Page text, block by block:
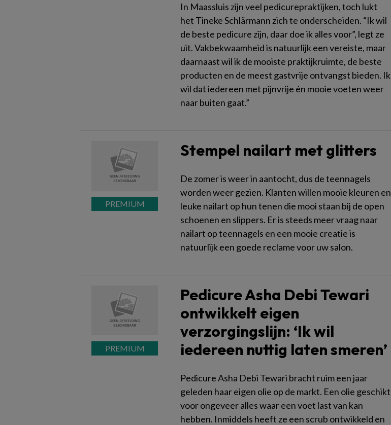
In Maassluis zijn veel pedicurepraktijken, toch lukt
het Tineke Schlärmann zich te onderscheiden. “Ik wil
de beste pedicure zijn, daar doe ik alles voor”, legt ze
uit. Vakbekwaamheid is natuurlijk een vereiste, maar
daarnaast wil ik de mooiste praktijkruimte, de beste
producten en de meest gastvrije ontvangst bieden. Ik
wil dat iedereen met pijnvrije én mooie voeten weer
naar buiten gaat.”
Stempel nailart met glitters
De zomer is weer in aantocht, dus de teennagels
worden weer gezien. Klanten willen mooie kleuren en
leuke nailart op hun tenen die mooi staan bij de open
schoenen en slippers. Er is steeds meer vraag naar
nailart op teennagels en een mooie creatie is
natuurlijk een goede reclame voor uw salon.
Pedicure Asha Debi Tewari
ontwikkelt eigen
verzorgingslijn: ‘Ik wil
iedereen nuttig laten smeren’
Pedicure Asha Debi Tewari bracht ruim een jaar
geleden haar eigen olie op de markt. Een olie geschikt
voor ongeveer alles waar een voet last van kan
hebben. Inmiddels heeft ze een scrub ontwikkeld en